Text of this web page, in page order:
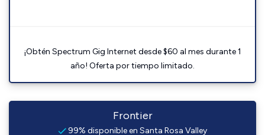
¡Obtén Spectrum Gig Internet desde $60 al mes durante 1
año! Oferta por tiempo limitado.
Frontier
99% disponible en Santa Rosa Valley